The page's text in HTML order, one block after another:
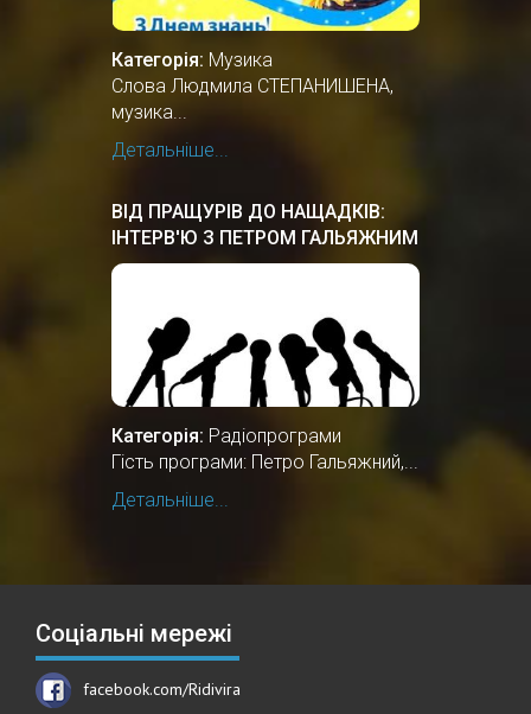
Категорія: Музика
Слова Людмила СТЕПАНИШЕНА,
музика...
Детальніше...
ВІД ПРАЩУРІВ ДО НАЩАДКІВ:
ІНТЕРВ'Ю З ПЕТРОМ ГАЛЬЯЖНИМ
Категорія: Радіопрограми
Гість програми: Петро Гальяжний,...
Детальніше...
Соціальні мережі
facebook.com/Ridivira